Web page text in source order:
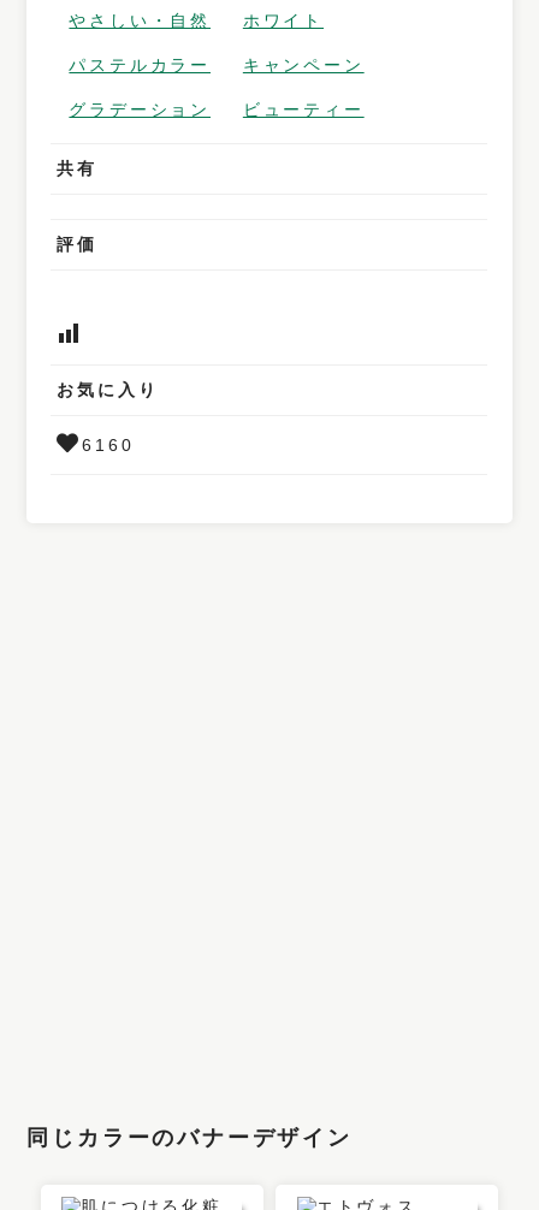
やさしい・自然 ホワイト
パステルカラー キャンペーン
グラデーション ビューティー
共有
評価
お気に入り
6160
同じカラーのバナーデザイン